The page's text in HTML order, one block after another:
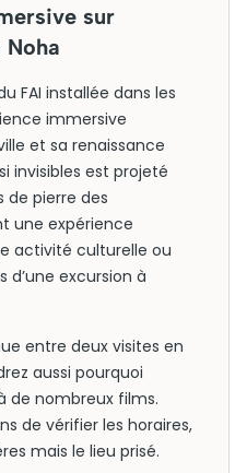
sur
Noha
FAI installée dans les
immersive
et sa renaissance
invisibles est projeté
pierre des
une expérience
activité culturelle ou
d’une excursion à
entre deux visites en
aussi pourquoi
de nombreux films.
de vérifier les horaires,
mais le lieu prisé.